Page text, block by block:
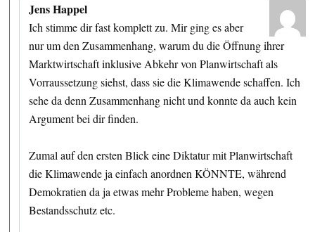
Jens Happel
Ich stimme dir fast komplett zu. Mir ging es aber
nur um den Zusammenhang, warum du die Öffnung ihrer
Marktwirtschaft inklusive Abkehr von Planwirtschaft als
Vorraussetzung siehst, dass sie die Klimawende schaffen. Ich
sehe da denn Zusammenhang nicht und konnte da auch kein
Argument bei dir finden.
Zumal auf den ersten Blick eine Diktatur mit Planwirtschaft
die Klimawende ja einfach anordnen KÖNNTE, während
Demokratien da ja etwas mehr Probleme haben, wegen
Bestandsschutz etc.